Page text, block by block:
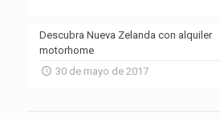
Descubra Nueva Zelanda con alquiler
motorhome
30 de mayo de 2017